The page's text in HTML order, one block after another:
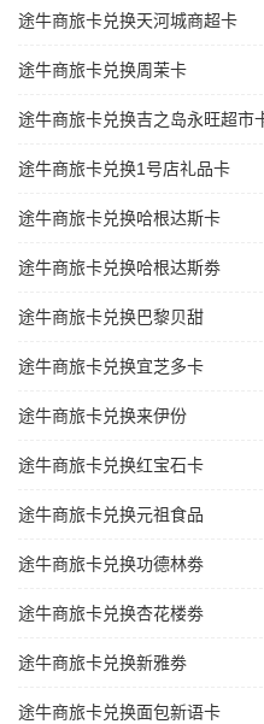
途牛商旅卡兑换天河城商超卡
途牛商旅卡兑换周茉卡
途牛商旅卡兑换吉之岛永旺超市
途牛商旅卡兑换1号店礼品卡
途牛商旅卡兑换哈根达斯卡
途牛商旅卡兑换哈根达斯劵
途牛商旅卡兑换巴黎贝甜
途牛商旅卡兑换宜芝多卡
途牛商旅卡兑换来伊份
途牛商旅卡兑换红宝石卡
途牛商旅卡兑换元祖食品
途牛商旅卡兑换功德林劵
途牛商旅卡兑换杏花楼劵
途牛商旅卡兑换新雅劵
途牛商旅卡兑换面包新语卡